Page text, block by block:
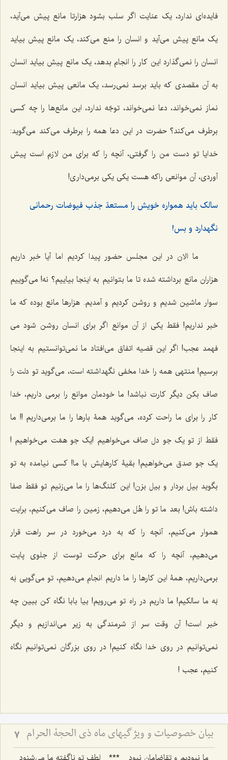
فایده‌ای ندارد، یک عنایت اگر سلب بشود هزارتا مانع پیش می‌آید،
یک مانع پیش می‌آید و انسان را منع می‌کند، یک مانع پیش بیاید
انسان را نمی‌گذارد این کار را انجام بدهد، یک مانع پیش بیاید انسان
به آن مقصدی که باید برسد نمی‌رسد، یک مانعی پیش بیاید انسان
نماز نمی‌خواند، دعا نمی‌خواند، توجّه ندارد، این مانع‌ها را چه کسی
برطرف می‌کند؟ حضرت در این دعا همه را برطرف می‌کند می‌گوید:
خدایا تو دست من را گرفتی، آنچه را که برای من لازم است پیش
آوردی، آن موانعی راکه هست یکی یکی برمی‌داری!
سالک باید همواره خویش را مستعدّ جذب فیوضات رحمانی
نگهدارد و بس!
ما الان در این مجلس حضور پیدا کردیم اما آیا خبر داریم
هزاران مانع برداشته شده تا ما بتوانیم به اینجا بیاییم؟ نه! می‌گوییم
سوار ماشین شدیم و روشن کردیم و آمدیم. هزارها مانع بوده که ما
خبر نداریم! فقط یکی از آن موانع اگر برای انسان روشن ‌شود می
فهمد عجب! اگر این قضیه اتفاق می‌افتاد ما نمی‌توانستیم به اینجا
برسیم! منتهی همه را خدا مخفی نگهداشته است، می‌گوید تو دلت را
صاف بکن دیگر کارت نباشد! ما خودمان موانع را برمی داریم، خدا
کار را برای ما راحت کرده، می‌گوید همۀ بارها را ما برمی‌داریم !! ما
فقط از تو یک جو دل صاف می‌خواهیم !یک جو همّت می‌خواهیم !
یک جو صدق می‌خواهیم! بقیۀ کارهایش با ما! کسی نیامده به تو
بگوید بیل بردار و بیل بزن! این کلنگ‌ها را ما می‌زنیم تو فقط صفا
داشته باش! بعد ما تو را هُل می‌دهیم، زمین را صاف می‌کنیم، برایت
هموار می‌کنیم، آنچه را که به درد می‌خورد در سر راهت قرار
می‌دهیم، آنچه را که مانع برای حرکت توست از جلوی پایت
برمی‌داریم، همۀ این کارها را ما داریم انجام می‌دهیم، تو می‌گویی بَه
بَه ما سالکیم! ما داریم در راه تو می‌رویم! بیا بابا نگاه کن ببین چه
خبر است! آن وقت سر از شرمندگی به زیر می‌اندازیم و دیگر
نمی‌توانیم در روی خدا نگاه کنیم! در روی بزرگان نمی‌توانیم نگاه
کنیم، عجب !
بیان خصوصیات و ویژگیهای ماه ذی الحجة الحرام 7